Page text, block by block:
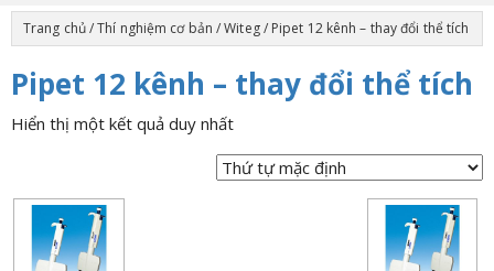
g
g
l
e
a
v
Trang chủ/Thí nghiệm cơ bản /Witeg/ Pipet 12 kênh – thay đổi thể tích
Pipet 12 kênh – thay đổi thể tích
Hiển thị một kết quả duy nhất